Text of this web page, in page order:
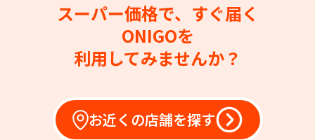
スーパー価格で、すぐ届く
ONIGOを
利用してみませんか？
お近くの店舗を探す